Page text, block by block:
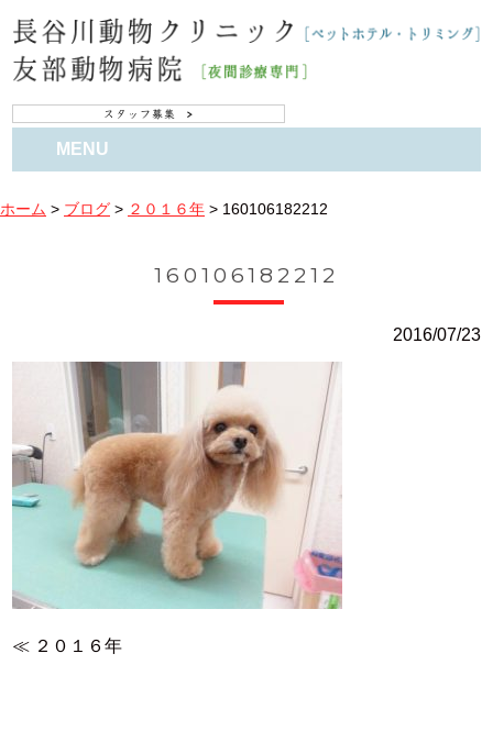
MENU
ホーム > ブログ > ２０１６年 > 160106182212
160106182212
2016/07/23
≪ ２０１６年